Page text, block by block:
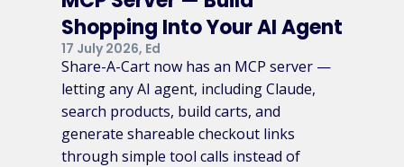
Shopping Into Your AI Agent
17 July 2026, Ed
Share-A-Cart now has an MCP server —
letting any AI agent, including Claude,
search products, build carts, and
generate shareable checkout links
through simple tool calls instead of